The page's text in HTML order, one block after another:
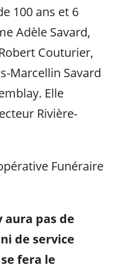
100 ans et 6
Adèle Savard,
Couturier,
Marcellin Savard
Elle
Rivière-
Funéraire
aura pas de
de service
fera le